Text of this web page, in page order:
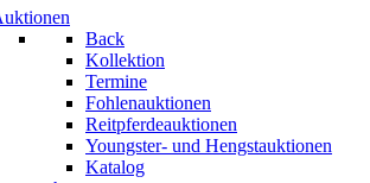
Back
Kollektion
Termine
Fohlenauktionen
Reitpferdeauktionen
Youngster- und Hengstauktionen
Katalog